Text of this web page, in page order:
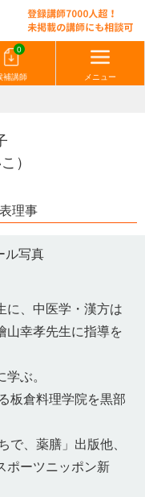
0
補講師 メニュー
）
理事
に、中医学・漢方は
山幸孝先生に指導を
ぶ。
板倉料理学院を黒部
で、薬膳」出版他、
ポーツニッポン新